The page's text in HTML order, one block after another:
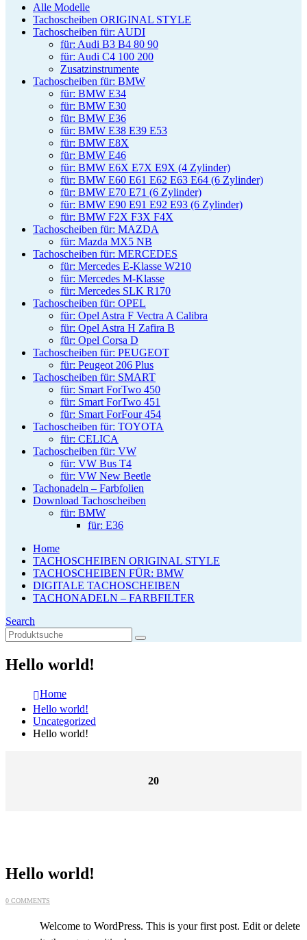
Alle Modelle
Tachoscheiben ORIGINAL STYLE
Tachoscheiben für: AUDI
für: Audi B3 B4 80 90
für: Audi C4 100 200
Zusatzinstrumente
Tachoscheiben für: BMW
für: BMW E34
für: BMW E30
für: BMW E36
für: BMW E38 E39 E53
für: BMW E8X
für: BMW E46
für: BMW E6X E7X E9X (4 Zylinder)
für: BMW E60 E61 E62 E63 E64 (6 Zylinder)
für: BMW E70 E71 (6 Zylinder)
für: BMW E90 E91 E92 E93 (6 Zylinder)
für: BMW F2X F3X F4X
Tachoscheiben für: MAZDA
für: Mazda MX5 NB
Tachoscheiben für: MERCEDES
für: Mercedes E-Klasse W210
für: Mercedes M-Klasse
für: Mercedes SLK R170
Tachoscheiben für: OPEL
für: Opel Astra F Vectra A Calibra
für: Opel Astra H Zafira B
für: Opel Corsa D
Tachoscheiben für: PEUGEOT
für: Peugeot 206 Plus
Tachoscheiben für: SMART
für: Smart ForTwo 450
für: Smart ForTwo 451
für: Smart ForFour 454
Tachoscheiben für: TOYOTA
für: CELICA
Tachoscheiben für: VW
für: VW Bus T4
für: VW New Beetle
Tachonadeln – Farbfolien
Download Tachoscheiben
für: BMW
für: E36
Home
TACHOSCHEIBEN ORIGINAL STYLE
TACHOSCHEIBEN FÜR: BMW
DIGITALE TACHOSCHEIBEN
TACHONADELN – FARBFILTER
Search
Hello world!
Home
Hello world!
Uncategorized
Hello world!
20
Hello world!
0 COMMENTS
Welcome to WordPress. This is your first post. Edit or delete